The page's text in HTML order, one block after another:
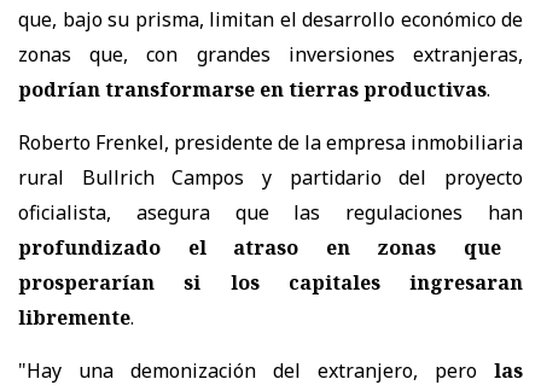
que, bajo su prisma, limitan el desarrollo económico de
zonas que, con grandes inversiones extranjeras,
podrían transformarse en tierras productivas.
Roberto Frenkel, presidente de la empresa inmobiliaria
rural Bullrich Campos y partidario del proyecto
oficialista, asegura que las regulaciones han
profundizado el atraso en zonas que
prosperarían si los capitales ingresaran
libremente.
"Hay una demonización del extranjero, pero las